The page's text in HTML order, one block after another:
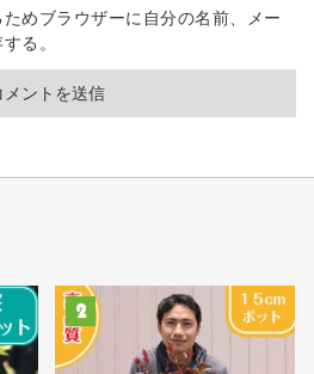
めブラウザーに自分の名前、メー
る。